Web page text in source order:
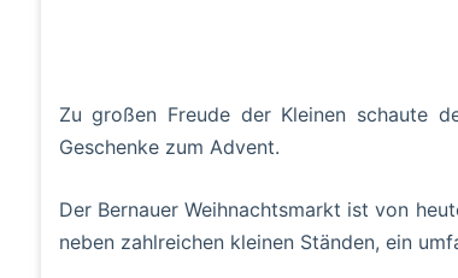
Zu großen Freude der Kleinen schaute
Geschenke zum Advent.
Der Bernauer Weihnachtsmarkt ist von
neben zahlreichen kleinen Ständen, ein